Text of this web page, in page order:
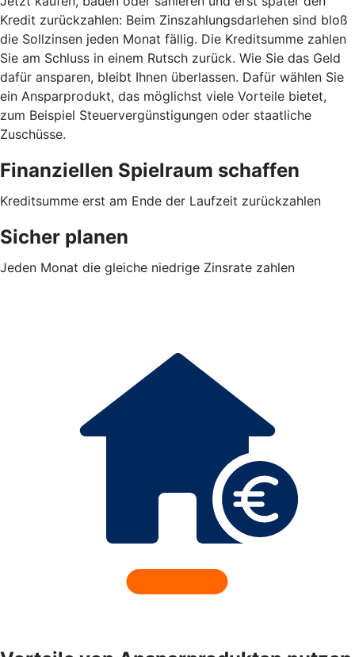
Kredit zurückzahlen: Beim Zinszahlungsdarlehen sind bloß
die Sollzinsen jeden Monat fällig. Die Kreditsumme zahlen
Sie am Schluss in einem Rutsch zurück. Wie Sie das Geld
dafür ansparen, bleibt Ihnen überlassen. Dafür wählen Sie
ein Ansparprodukt, das möglichst viele Vorteile bietet,
zum Beispiel Steuervergünstigungen oder staatliche
Zuschüsse.
Finanziellen Spielraum schaffen
Kreditsumme erst am Ende der Laufzeit zurückzahlen
Sicher planen
Jeden Monat die gleiche niedrige Zinsrate zahlen